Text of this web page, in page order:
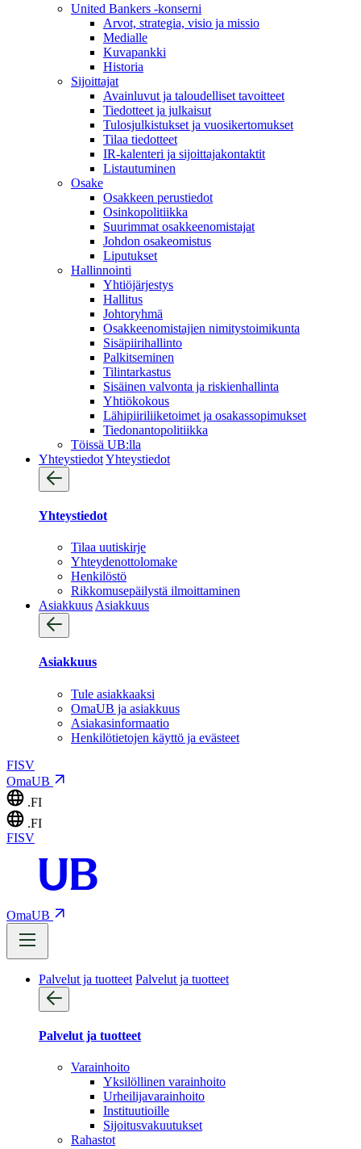
United Bankers -konserni
Arvot, strategia, visio ja missio
Medialle
Kuvapankki
Historia
Sijoittajat
Avainluvut ja taloudelliset tavoitteet
Tiedotteet ja julkaisut
Tulosjulkistukset ja vuosikertomukset
Tilaa tiedotteet
IR-kalenteri ja sijoittajakontaktit
Listautuminen
Osake
Osakkeen perustiedot
Osinkopolitiikka
Suurimmat osakkeenomistajat
Johdon osakeomistus
Liputukset
Hallinnointi
Yhtiöjärjestys
Hallitus
Johtoryhmä
Osakkeenomistajien nimitystoimikunta
Sisäpiirihallinto
Palkitseminen
Tilintarkastus
Sisäinen valvonta ja riskienhallinta
Yhtiökokous
Lähipiiriliiketoimet ja osakassopimukset
Tiedonantopolitiikka
Töissä UB:lla
YhteystiedotYhteystiedot
Yhteystiedot
Tilaa uutiskirje
Yhteydenotto­lomake
Henkilöstö
Rikkomusepäilystä ilmoittaminen
Asiakkuus Asiakkuus
Asiakkuus
Tule asiakkaaksi
OmaUB ja asiakkuus
Asiakasinformaatio
Henkilötietojen käyttö ja evästeet
FISV
OmaUB
.FI
.FI
FISV
OmaUB
Palvelut ja tuotteet Palvelut ja tuotteet
Palvelut ja tuotteet
Varainhoito
Yksilöllinen varainhoito
Urheilijavarainhoito
Instituutioille
Sijoitusvakuutukset
Rahastot